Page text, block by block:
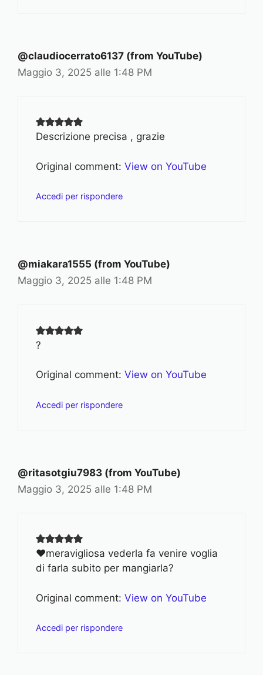
@claudiocerrato6137 (from YouTube)
Maggio 3, 2025 alle 1:48 PM
Descrizione precisa , grazie
Original comment: View on YouTube
Accedi per rispondere
@miakara1555 (from YouTube)
Maggio 3, 2025 alle 1:48 PM
?
Original comment: View on YouTube
Accedi per rispondere
@ritasotgiu7983 (from YouTube)
Maggio 3, 2025 alle 1:48 PM
❤meravigliosa vederla fa venire voglia
di farla subito per mangiarla?
Original comment: View on YouTube
Accedi per rispondere